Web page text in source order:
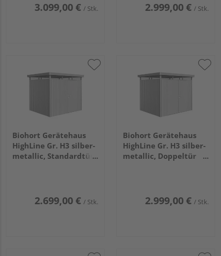
3.099,00 € / Stk. 2.999,00 € / Stk.
Biohort Gerätehaus
HighLine Gr. H3 silber-
metallic, Standardtür
2.699,00 € / Stk.
Biohort Gerätehaus
HighLine Gr. H3 silber-
metallic, Doppeltür
2.999,00 € / Stk.